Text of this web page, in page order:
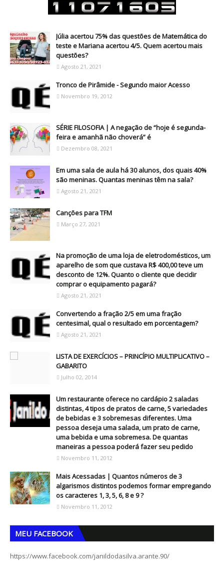
Júlia acertou 75% das questões de Matemática do
teste e Mariana acertou 4/5. Quem acertou mais
questões?
Agosto 21, 2021
Tronco de Pirâmide - Segundo maior Acesso
Novembro 19, 2012
SÉRIE FILOSOFIA | A negação de “hoje é segunda-
feira e amanhã não choverá” é
Dezembro 08, 2021
Em uma sala de aula há 30 alunos, dos quais 40%
são meninas. Quantas meninas têm na sala?
Agosto 21, 2021
Canções para TFM
Março 27, 2021
Na promoção de uma loja de eletrodomésticos, um
aparelho de som que custava R$ 400,00 teve um
desconto de 12%. Quanto o cliente que decidir
comprar o equipamento pagará?
Agosto 21, 2021
Convertendo a fração 2/5 em uma fração
centesimal, qual o resultado em porcentagem?
Agosto 21, 2021
LISTA DE EXERCÍCIOS – PRINCÍPIO MULTIPLICATIVO –
GABARITO
Julho 02, 2014
Um restaurante oferece no cardápio 2 saladas
distintas, 4 tipos de pratos de carne, 5 variedades
de bebidas e 3 sobremesas diferentes. Uma
pessoa deseja uma salada, um prato de carne,
uma bebida e uma sobremesa. De quantas
maneiras a pessoa poderá fazer seu pedido
Novembro 11, 2012
Mais Acessadas | Quantos números de 3
algarismos distintos podemos formar empregando
os caracteres 1, 3, 5, 6, 8 e 9 ?
Novembro 11, 2012
MEU FACEBOOK
https://www.facebook.com/janildodasilva.arante.90/